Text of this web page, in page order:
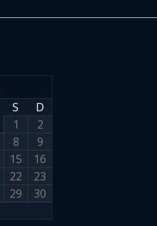
S
D
1
2
8
9
15
16
22
23
29
30